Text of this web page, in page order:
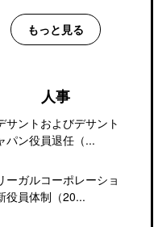
もっと見る
人事
サントおよびデサント
パン役員退任（...
ーガルコーポレーショ
役員体制（20...